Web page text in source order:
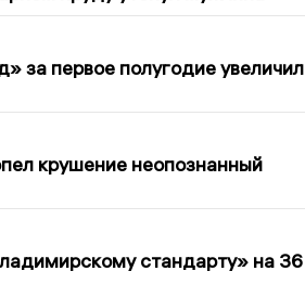
за первое полугодие увеличил
крушение неопознанный
стандарту» на 36